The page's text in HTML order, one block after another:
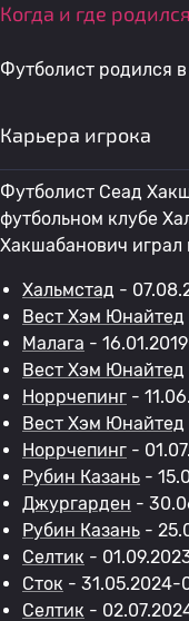
Когда и где
Футболист родился
Карьера игрока
Футболист Сеад
футбольном клубе
Хакшабанович
Хальмстад -
Вест Хэм Юнайтед
Малага -
Вест Хэм Юнайтед
Норрчепинг -
Вест Хэм Юнайтед
Норрчепинг -
Рубин Казань -
Джургарден -
Рубин Казань -
Селтик -
Сток - 31.05.2024-
Селтик -